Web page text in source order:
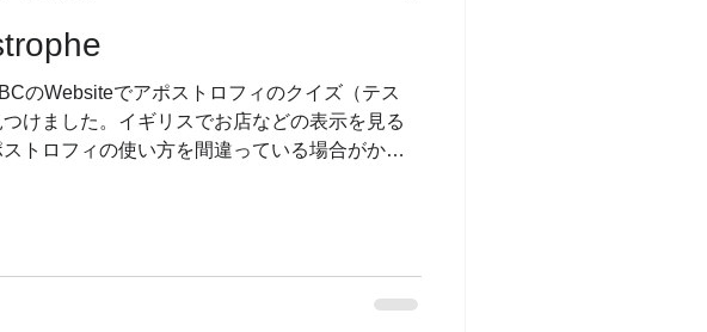
のWebsiteでアポストロフィのクイズ（テス
つけました。イギリスでお店などの表示を見る
ストロフィの使い方を間違っている場合がかな